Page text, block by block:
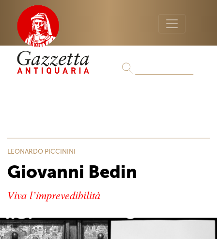
LEONARDO PICCININI
Giovanni Bedin
Viva l’imprevedibilità